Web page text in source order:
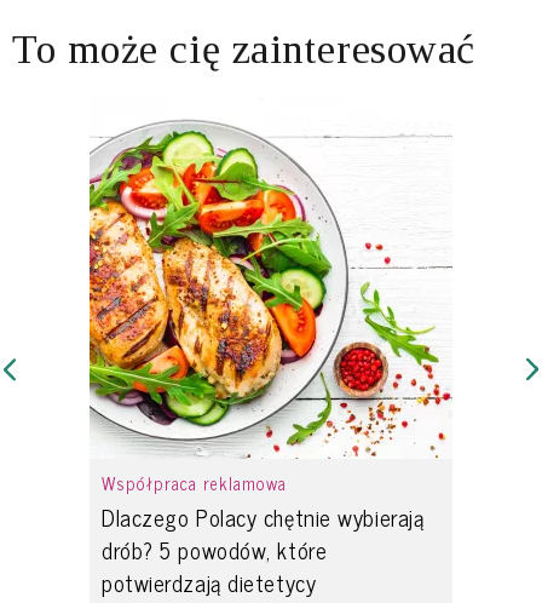
To może cię zainteresować
Współpraca reklamowa
Dlaczego Polacy chętnie wybierają
drób? 5 powodów, które
potwierdzają dietetycy